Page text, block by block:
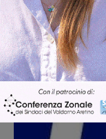
Cronaca 6 Agosto 2026
Ultime Calcio